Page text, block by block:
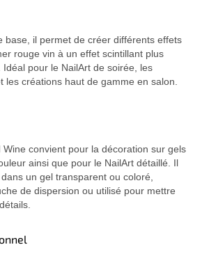
base, il permet de créer différents effets
rouge vin à un effet scintillant plus
pour le NailArt de soirée, les
les créations haut de gamme en salon.
Wine convient pour la décoration sur gels
ainsi que pour le NailArt détaillé. Il
un gel transparent ou coloré,
de dispersion ou utilisé pour mettre